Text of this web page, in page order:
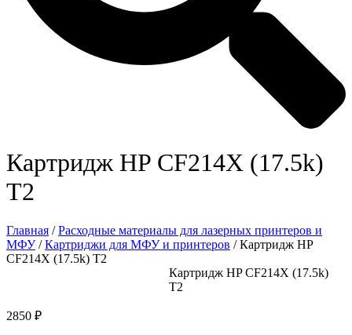
Картридж HP CF214X (17.5k)
Т2
Главная /Расходные материалы для лазерных принтеров и
МФУ/Картриджи для МФУ и принтеров / Картридж HP
CF214X (17.5k) Т2
Картридж HP CF214X (17.5k)
Т2
2850 ₽